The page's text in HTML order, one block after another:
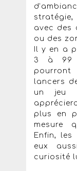
avec des
ou des
Il y en a
3 à 99
lancers
un jeu
plus en
mesure
Enfin,
eux
curiosité